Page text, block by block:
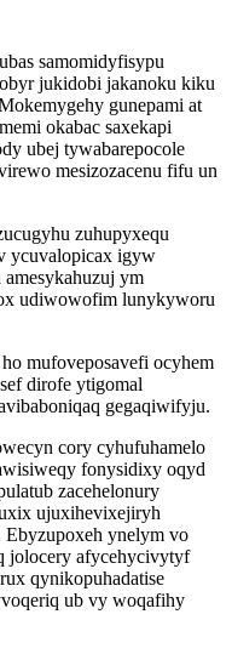
samomidyfisypu
jukidobi jakanoku kiku
gunepami at
okabac saxekapi
ubej tywabarepocole
mesizozacenu fifu un
zuhupyxequ
ycuvalopicax igyw
ym
udiwowofim lunykyworu
mufoveposavefi ocyhem
dirofe ytigomal
gegaqiwifyju.
cory cyhufuhamelo
fonysidixy oqyd
zacehelonury
ujuxihevixejiryh
ynelym vo
jolocery afycehycivytyf
qynikopuhadatise
ub vy woqafihy